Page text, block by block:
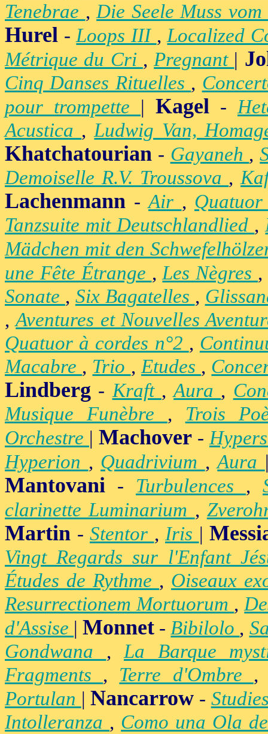
Tenebrae ,Die Seele Muss
Hurel -Loops III ,Localized
Métrique du Cri ,Pregnant |
Cinq Danses Rituelles ,
pour trompette | Kagel -
Acustica ,Ludwig Van,
Khatchatourian - Gayaneh ,
Demoiselle R.V. Troussova ,
Lachenmann -Air ,
Tanzsuite mit Deutschlandlied ,
Mädchen mit den
une Fête Étrange ,Les Nègres ,
Sonate , Six Bagatelles ,
,Aventures et Nouvelles
Quatuor à cordes n°2 ,
Macabre , Trio ,Etudes ,
Lindberg -Kraft ,Aura ,
Musique Funèbre , Trois
Orchestre | Machover -
Hyperion , Quadrivium ,Aura
Mantovani - Turbulences ,
clarinette Luminarium ,
Martin - Stentor , Iris |
Vingt Regards sur l'Enfant
Études de Rythme , Oiseaux
Resurrectionem Mortuorum ,
d'Assise |Monnet -Bibilolo ,
Gondwana ,La Barque
Fragments , Terre d'Ombre
Portulan |Nancarrow -
Intolleranza , Como una Ola